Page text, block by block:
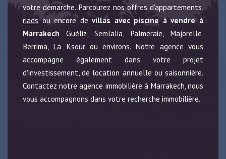
votre démarche. Parcourez nos offres d'appartements,
riads ou encore devillas avec piscine à vendre à
Marrakech Guéliz, Semlalia, Palmeraie, Majorelle,
Berrima, La Ksour ou environs. Notre agence vous
accompagne également dans votre projet
d'investissement, de location annuelle ou saisonnière.
Contactez notre agence immobilière à Marrakech, nous
vous accompagnons dans votre recherche immobilière.